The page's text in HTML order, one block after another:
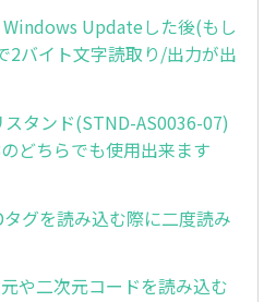
Updateした後(もし
2バイト文字読取り/出力が出
タンド(STND-AS0036-07)
どちらでも使用出来ます
グを読み込む際に二度読み
や二次元コードを読み込む